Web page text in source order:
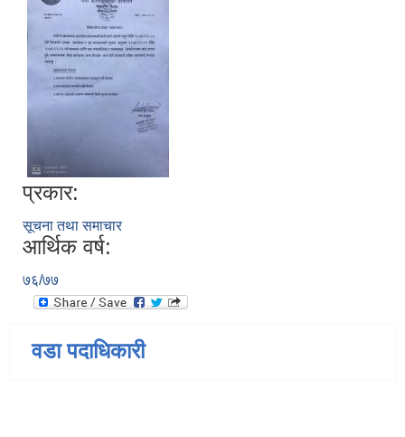
प्रकार:
सूचना तथा समाचार
आर्थिक वर्ष:
७६/७७
वडा पदाधिकारी